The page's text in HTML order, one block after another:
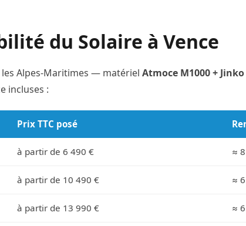
du Solaire à Vence
Alpes-Maritimes — matériel Atmoce M1000 +
incluses :
Prix TTC posé
à partir de 6 490 € ≈
à partir de 10 490 € ≈
à partir de 13 990 € ≈